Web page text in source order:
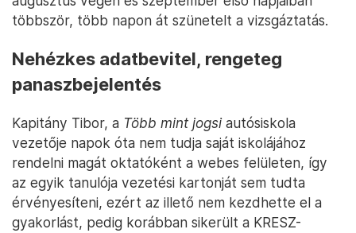
többször, több napon át szünetelt a vizsgáztatás.
Nehézkes adatbevitel, rengeteg
panaszbejelentés
Kapitány Tibor, a Több mint jogsiautósiskola
vezetője napok óta nem tudja saját iskolájához
rendelni magát oktatóként a webes felületen, így
az egyik tanulója vezetési kartonját sem tudta
érvényesíteni, ezért az illető nem kezdhette el a
gyakorlást, pedig korábban sikerült a KRESZ-